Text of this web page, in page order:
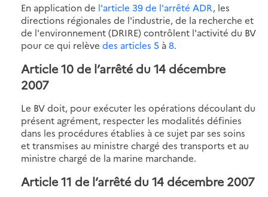
En application de l'article 39 de l'arrêté ADR, les
directions régionales de l'industrie, de la recherche et
de l'environnement (DRIRE) contrôlent l'activité du BV
pour ce qui relève des articles 5 à8.
Article 10 de l’arrêté du 14 décembre
2007
Le BV doit, pour exécuter les opérations découlant du
présent agrément, respecter les modalités définies
dans les procédures établies à ce sujet par ses soins
et transmises au ministre chargé des transports et au
ministre chargé de la marine marchande.
Article 11 de l’arrêté du 14 décembre 2007